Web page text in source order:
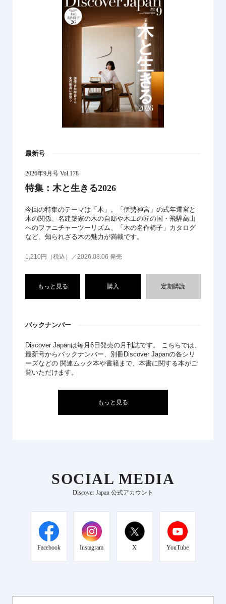
最新号
2026年9月号 Vol.178
特集：木と生きる2026
今回の特集のテーマは「木」。「伊勢神宮」の式年遷宮と
木の関係、名建築家の木の自邸や木工の匠の国・飛騨高山
へのファニチャーツーリズム、「木の名作椅子」カタログ
など、知られざる木の魅力が満載です。
1,210円（税込）／2026.08.06 発売
もっと見る 購入 定期購読
バックナンバー
Discover Japanは毎月6日発売の月刊誌です。 こちらでは、
最新号からバックナンバー、別冊Discover Japanの各シリ
ーズなどの 関連ムック本や書籍まで、本書に関する本がご
覧いただけます。
もっと見る
SOCIAL MEDIA
Discover Japan 公式アカウント
Facebook Instagram X YouTube